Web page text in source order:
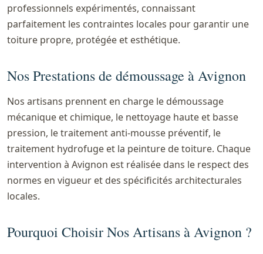
professionnels expérimentés, connaissant
parfaitement les contraintes locales pour garantir une
toiture propre, protégée et esthétique.
Nos Prestations de démoussage à Avignon
Nos artisans prennent en charge le démoussage
mécanique et chimique, le nettoyage haute et basse
pression, le traitement anti-mousse préventif, le
traitement hydrofuge et la peinture de toiture. Chaque
intervention à Avignon est réalisée dans le respect des
normes en vigueur et des spécificités architecturales
locales.
Pourquoi Choisir Nos Artisans à Avignon ?